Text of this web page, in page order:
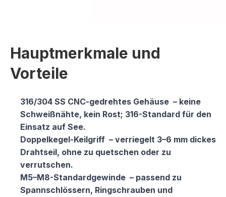
Hauptmerkmale und
Vorteile
316/304 SS CNC-gedrehtes Gehäuse – keine
Schweißnähte, kein Rost; 316-Standard für den
Einsatz auf See.
Doppelkegel-Keilgriff – verriegelt 3–6 mm dickes
Drahtseil, ohne zu quetschen oder zu
verrutschen.
M5–M8-Standardgewinde – passend zu
Spannschlössern, Ringschrauben und